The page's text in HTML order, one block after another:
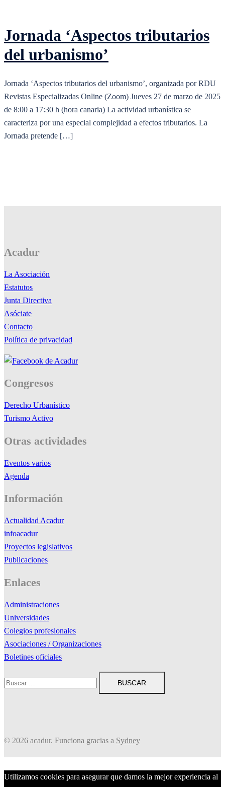
Jornada ‘Aspectos tributarios
del urbanismo’
Jornada ‘Aspectos tributarios del urbanismo’, organizada por RDU
Revistas Especializadas Online (Zoom) Jueves 27 de marzo de 2025
de 8:00 a 17:30 h (hora canaria) La actividad urbanística se
caracteriza por una especial complejidad a efectos tributarios. La
Jornada pretende […]
Acadur
La Asociación
Estatutos
Junta Directiva
Asóciate
Contacto
Política de privacidad
Congresos
Derecho Urbanístico
Turismo Activo
Otras actividades
Eventos varios
Agenda
Información
Actualidad Acadur
infoacadur
Proyectos legislativos
Publicaciones
Enlaces
Administraciones
Universidades
Colegios profesionales
Asociaciones / Organizaciones
Boletines oficiales
Buscar:
© 2026 acadur. Funciona gracias a Sydney
Utilizamos cookies para asegurar que damos la mejor experiencia al